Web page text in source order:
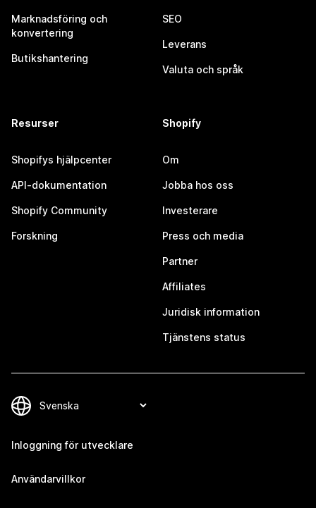
Marknadsföring och
konvertering
Butikshantering
SEO
Leverans
Valuta och språk
Resurser
Shopifys hjälpcenter
API-dokumentation
Shopify Community
Forskning
Shopify
Om
Jobba hos oss
Investerare
Press och media
Partner
Affiliates
Juridisk information
Tjänstens status
Inloggning för utvecklare
Användarvillkor